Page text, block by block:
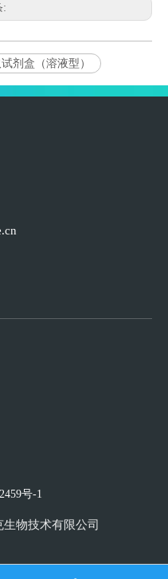
:
剂盒（溶液型）
号-1
生物技术有限公司